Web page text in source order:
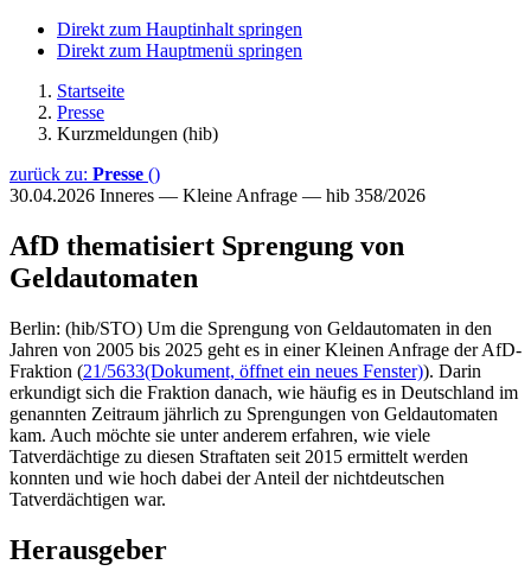
Direkt zum Hauptinhalt springen
Direkt zum Hauptmenü springen
Startseite
Presse
Kurzmeldungen (hib)
zurück zu: Presse ()
30.04.2026 Inneres — Kleine Anfrage — hib 358/2026
AfD thematisiert Sprengung von
Geldautomaten
Berlin: (hib/STO) Um die Sprengung von Geldautomaten in den
Jahren von 2005 bis 2025 geht es in einer Kleinen Anfrage der AfD-
Fraktion (21/5633(Dokument, öffnet ein neues Fenster)). Darin
erkundigt sich die Fraktion danach, wie häufig es in Deutschland im
genannten Zeitraum jährlich zu Sprengungen von Geldautomaten
kam. Auch möchte sie unter anderem erfahren, wie viele
Tatverdächtige zu diesen Straftaten seit 2015 ermittelt werden
konnten und wie hoch dabei der Anteil der nichtdeutschen
Tatverdächtigen war.
Herausgeber